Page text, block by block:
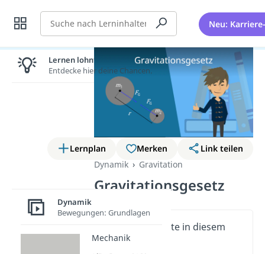
Suche Neu:
Lernplan Merken
Link teilen
Dynamik
Gravitation
Gravitationsgesetz
Wichtige Inhalte in diesem
Video
Lernen lohnt sich!
Entdecke hier deine Chancen.
Dynamik
Bewegungen: Grundlagen
Mechanik